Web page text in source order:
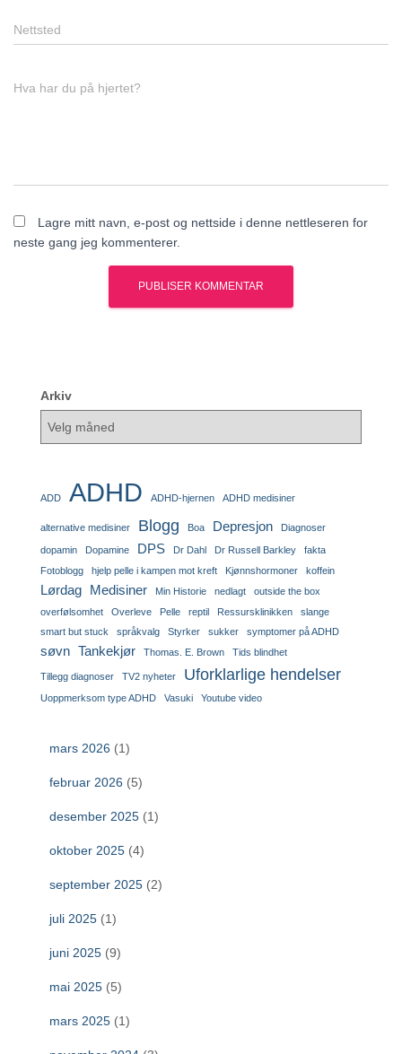
Nettsted
Hva har du på hjertet?
Lagre mitt navn, e-post og nettside i denne nettleseren for
neste gang jeg kommenterer.
Arkiv
ADD ADHD ADHD-hjernen ADHD medisiner
alternative medisiner Blogg Boa Depresjon Diagnoser
dopamin Dopamine DPS Dr Dahl Dr Russell Barkley
fakta
Fotoblogg
hjelp pelle i kampen mot kreft Kjønnshormoner koffein
Lørdag Medisiner Min Historie nedlagt
outside the box
overfølsomhet
Overleve Pelle reptil Ressursklinikken
slange
smart but stuck
språkvalg Styrker sukker symptomer på ADHD
søvn Tankekjør Thomas. E. Brown Tids blindhet
Tillegg diagnoser TV2 nyheter Uforklarlige hendelser
Uoppmerksom type ADHD Vasuki Youtube video
mars 2026 (1)
februar 2026 (5)
desember 2025 (1)
oktober 2025 (4)
september 2025 (2)
juli 2025 (1)
juni 2025 (9)
mai 2025 (5)
mars 2025 (1)